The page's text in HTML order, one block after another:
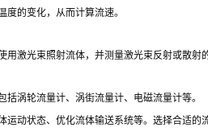
的变化，从而计算流速。
激光束照射流体，并测量激光束反射或散射
涡轮流量计、涡街流量计、电磁流量计等。
动状态、优化流体输送系统等。选择合适的